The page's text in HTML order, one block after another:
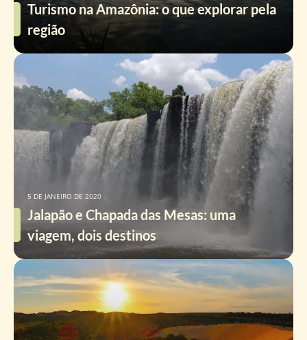
Turismo na Amazônia: o que explorar pela
região
Jalapão e Chapada das Mesas: uma
viagem, dois destinos
5 DE JANEIRO DE 2020